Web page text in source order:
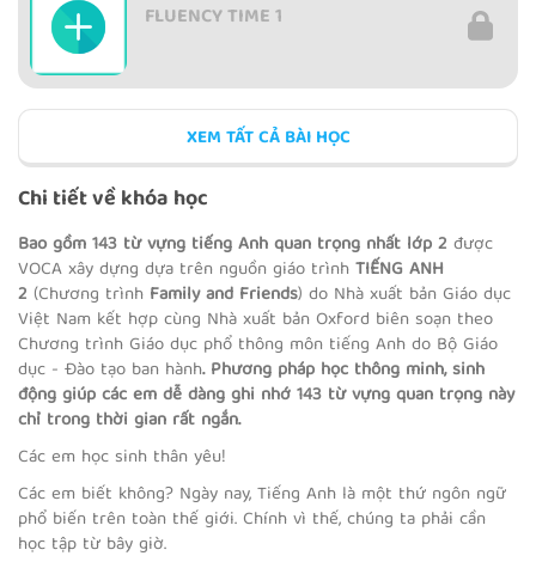
FLUENCY TIME 1
I GO TO SCHOOL BY BUS.
WHERE'S THE BALL?
BÀI KIỂM TRA TUẦN 1
XEM TẤT CẢ BÀI HỌC
Chi tiết về khóa học
Bao gồm 143 từ vựng tiếng Anh quan trọng nhất lớp 2 được
VOCA xây dựng dựa trên nguồn giáo trìnhTIẾNG ANH
2 (Chương trình Family and Friends) do Nhà xuất bản Giáo dục
Việt Nam kết hợp cùng Nhà xuất bản Oxford biên soạn theo
Chương trình Giáo dục phổ thông môn tiếng Anh do Bộ Giáo
dục - Đào tạo ban hành. Phương pháp học thông minh, sinh
động giúp các em dễ dàng ghi nhớ 143 từ vựng quan trọng này
chỉ trong thời gian rất ngắn.
Các em học sinh thân yêu!
Các em biết không? Ngày nay, Tiếng Anh là một thứ ngôn ngữ
phổ biến trên toàn thế giới. Chính vì thế, chúng ta phải cần
học tập từ bây giờ.